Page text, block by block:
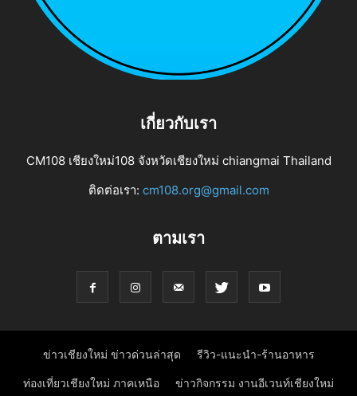
เกี่ยวกับเรา
CM108 เชียงใหม่108 จังหวัดเชียงใหม่ chiangmai Thailand
ติดต่อเรา: cm108.org@gmail.com
ตามเรา
ข่าวเชียงใหม่ ข่าวด่วนล่าสุด รีวิว-แนะนำ-ร้านอาหาร
ท่องเที่ยวเชียงใหม่ ภาคเหนือ ข่าวกิจกรรม งานอีเวนท์เชียงใหม่